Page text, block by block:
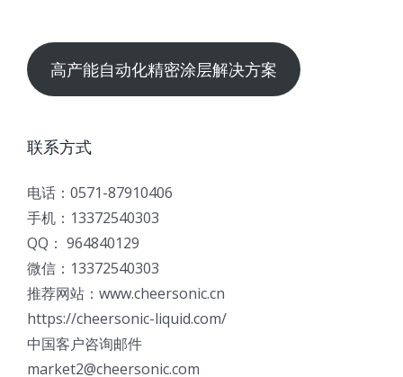
高产能自动化精密涂层解决方案
联系方式
电话：0571-87910406
手机：13372540303
QQ： 964840129
微信：13372540303
推荐网站：www.cheersonic.cn
https://cheersonic-liquid.com/
中国客户咨询邮件
market2@cheersonic.com